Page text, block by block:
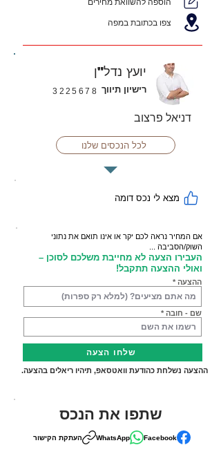
הוספה להשוואת מחירים
צפו בכתובת במפה
יועץ נדל"ן
3225678 רישיון תיווך
דניאל פרצוב
לכל הנכסים שלנו
מצא לי נכס דומה
אם המחיר נראה לכם יקר או אינו תואם את נתוני
השוק/הסביבה ...
העבירו הצעה לא מחייבת משלכם לסוכן –
ואולי ההצעה תתקבל!
ההצעה
שם - חובה
שלחו הצעה
ההצעה נשלחת כהודעת וואטסאפ, תיהיו ריאלים בהצעה.
שתפו את הנכס
Facebook
WhatsApp העתקת הקישור